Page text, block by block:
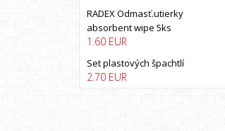
COYOTE
CXS
DECO COLOR
DINITROL
RADEX Odmasť.utierky
absorbent wipe 5ks
1.60 EUR
Set plastových špachtlí
2.70 EUR